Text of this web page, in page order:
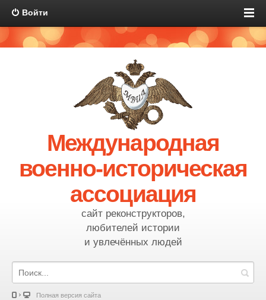
Войти
Международная
военно-историческая
ассоциация
сайт реконструкторов,
любителей истории
и увлечённых людей
Полная версия сайта